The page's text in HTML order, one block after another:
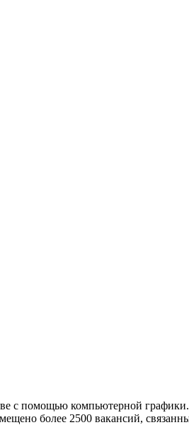
с помощью компьютерной
более 2500 вакансий,